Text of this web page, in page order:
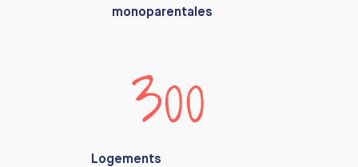
monoparentales
300
Logements